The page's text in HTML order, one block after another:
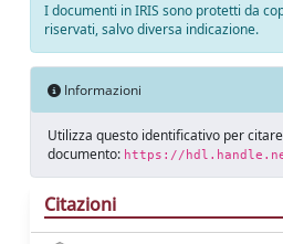
I documenti in IRIS sono protetti da
riservati, salvo diversa indicazione.
Informazioni
Utilizza questo identificativo per
documento: https://
Citazioni